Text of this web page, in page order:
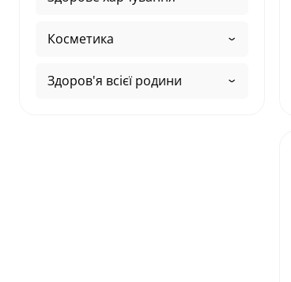
Косметика
Здоров'я всієї родини